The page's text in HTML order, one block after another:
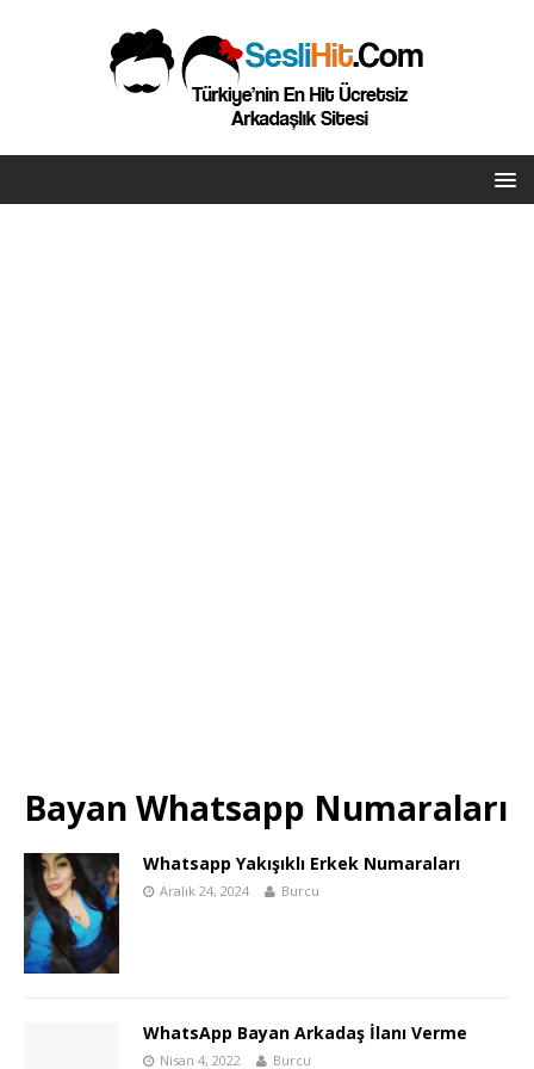
Bayan Whatsapp Numaraları
Whatsapp Yakışıklı Erkek Numaraları
Aralık 24, 2024 Burcu
WhatsApp Bayan Arkadaş İlanı Verme
Nisan 4, 2022 Burcu